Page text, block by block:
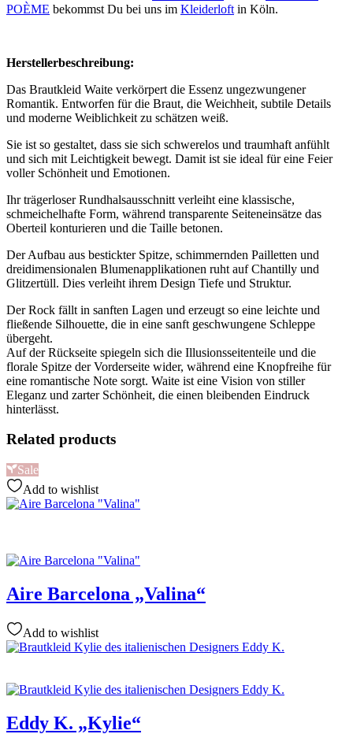
POÈME bekommst Du bei uns im Kleiderloft in Köln.
Herstellerbeschreibung:
Das Brautkleid Waite verkörpert die Essenz ungezwungener
Romantik. Entworfen für die Braut, die Weichheit, subtile Details
und moderne Weiblichkeit zu schätzen weiß.
Sie ist so gestaltet, dass sie sich schwerelos und traumhaft anfühlt
und sich mit Leichtigkeit bewegt. Damit ist sie ideal für eine Feier
voller Schönheit und Emotionen.
Ihr trägerloser Rundhalsausschnitt verleiht eine klassische,
schmeichelhafte Form, während transparente Seiteneinsätze das
Oberteil konturieren und die Taille betonen.
Der Aufbau aus bestickter Spitze, schimmernden Pailletten und
dreidimensionalen Blumenapplikationen ruht auf Chantilly und
Glitzertüll. Dies verleiht ihrem Design Tiefe und Struktur.
Der Rock fällt in sanften Lagen und erzeugt so eine leichte und
fließende Silhouette, die in eine sanft geschwungene Schleppe
übergeht.
Auf der Rückseite spiegeln sich die Illusionsseitenteile und die
florale Spitze der Vorderseite wider, während eine Knopfreihe für
eine romantische Note sorgt. Waite ist eine Vision von stiller
Eleganz und zarter Schönheit, die einen bleibenden Eindruck
hinterlässt.
Related products
Sale
Add to wishlist
Aire Barcelona „Valina“
Add to wishlist
Eddy K. „Kylie“